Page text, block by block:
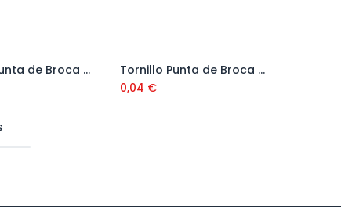
al carrito
Tornillo Punta de Broca Autotaladrante DIN 7504P Cabeza Avellanada Ø4,2 mm
Añadir al carrito
Tornillo Punta de Broca Autotaladrante DIN 7504P Cabeza Avellanada Ø4,8 mm
0,04 €